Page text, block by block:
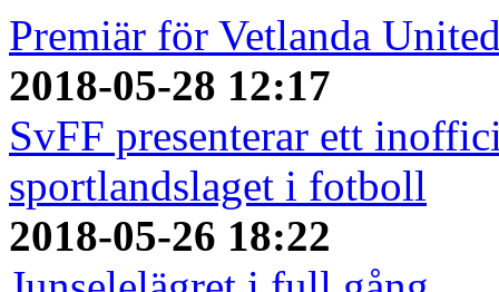
Premiär för Vetlanda
2018-05-28 12:17
SvFF presenterar ett
sportlandslaget i fotboll
2018-05-26 18:22